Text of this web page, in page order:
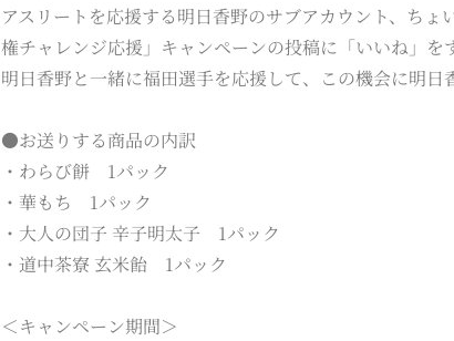
アスリートを応援する明日香野のサブアカウント、ち
権チャレンジ応援」キャンペーンの投稿に「いいね」を
明日香野と一緒に福田選手を応援して、この機会に明日
●お送りする商品の内訳
・わらび餅 1パック
・華もち 1パック
・大人の団子 辛子明太子 1パック
・道中茶寮 玄米飴 1パック
＜キャンペーン期間＞